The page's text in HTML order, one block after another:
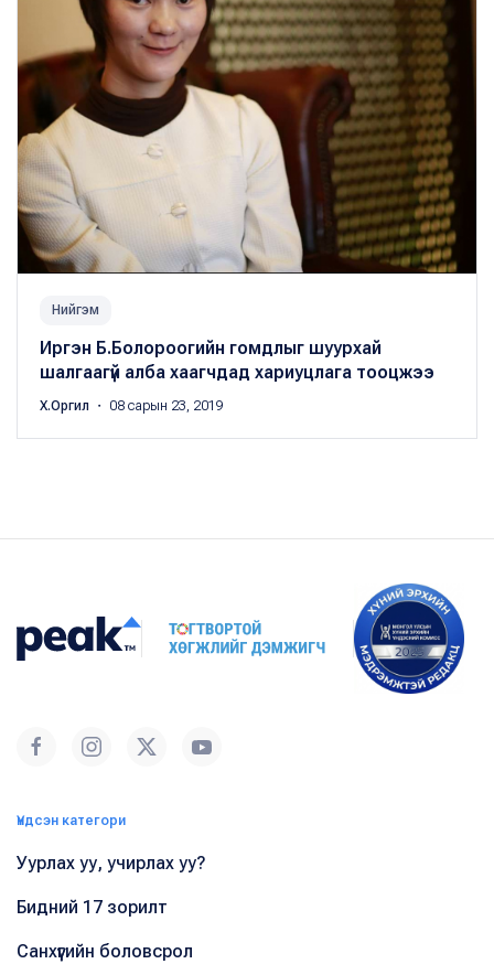
Нийгэм
Иргэн Б.Болороогийн гомдлыг шуурхай
шалгаагүй алба хаагчдад хариуцлага тооцжээ
Х.Оргил ・ 08 сарын 23, 2019
Үндсэн категори
Уурлах уу, учирлах уу?
Бидний 17 зорилт
Санхүүгийн боловсрол